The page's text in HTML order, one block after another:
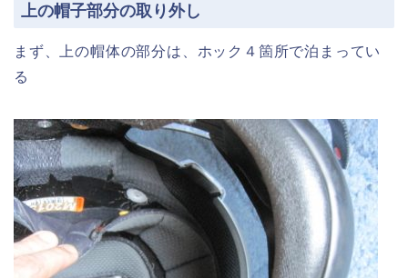
上の帽子部分の取り外し
まず、上の帽体の部分は、ホック４箇所で泊まってい
る